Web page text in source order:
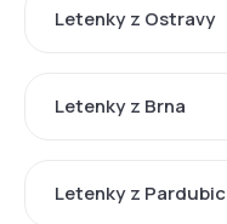
Letenky z Ostravy
Letenky z Brna
Letenky z Pardubic